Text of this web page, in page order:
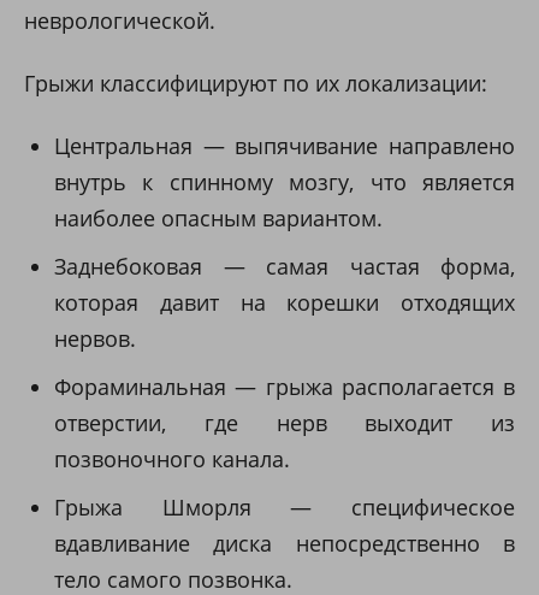
неврологической.
Грыжи классифицируют по их локализации:
Центральная — выпячивание направлено
внутрь к спинному мозгу, что является
наиболее опасным вариантом.
Заднебоковая — самая частая форма,
которая давит на корешки отходящих
нервов.
Фораминальная — грыжа располагается в
отверстии, где нерв выходит из
позвоночного канала.
Грыжа Шморля — специфическое
вдавливание диска непосредственно в
тело самого позвонка.